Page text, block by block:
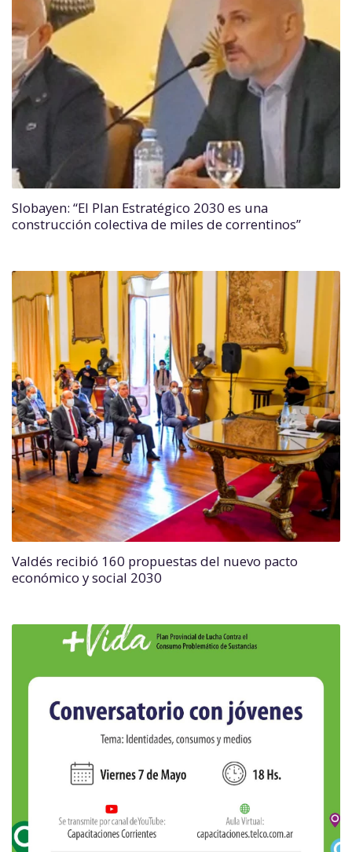
Slobayen: “El Plan Estratégico 2030 es una
construcción colectiva de miles de correntinos”
Valdés recibió 160 propuestas del nuevo pacto
económico y social 2030